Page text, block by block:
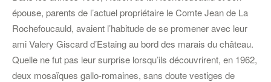
épouse, parents de l’actuel propriétaire le Comte Jean de La
Rochefoucauld, avaient l’habitude de se promener avec leur
ami Valery Giscard d’Estaing au bord des marais du château.
Quelle ne fut pas leur surprise lorsqu’ils découvrirent, en 1962,
deux mosaïques gallo-romaines, sans doute vestiges de